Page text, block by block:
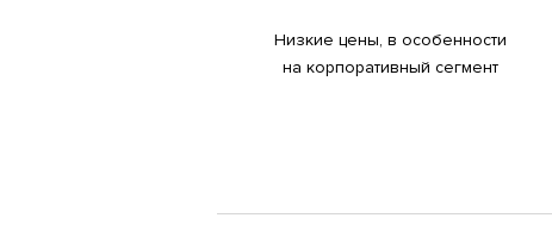
Низкие цены, в особенности
на корпоративный сегмент